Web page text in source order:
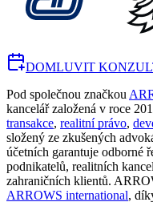
DOMLUVIT
Pod společnou značkou
kancelář založená v roce
transakce, realitní právo,
složený ze zkušených
účetních garantuje odborné
podnikatelů, realitních
zahraničních klientů.
ARROWS international,